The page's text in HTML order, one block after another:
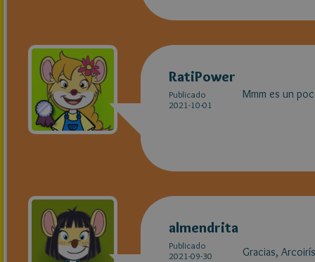
RatiPower
Publicado
2021-10-01
Mmm es un
almendrita
Publicado
2021-09-30
Gracias,